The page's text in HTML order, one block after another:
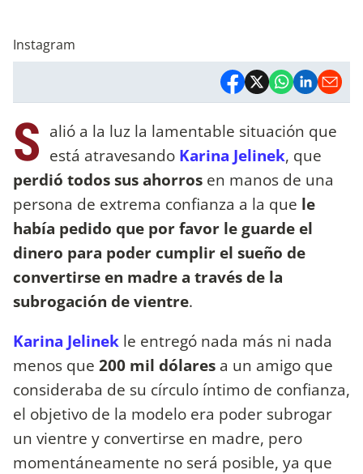
Instagram
S alió a la luz la lamentable situación que
está atravesando Karina Jelinek, que
perdió todos sus ahorros en manos de una
persona de extrema confianza a la que le
había pedido que por favor le guarde el
dinero para poder cumplir el sueño de
convertirse en madre a través de la
subrogación de vientre.
Karina Jelinek le entregó nada más ni nada
menos que 200 mil dólares a un amigo que
consideraba de su círculo íntimo de confianza,
el objetivo de la modelo era poder subrogar
un vientre y convertirse en madre, pero
momentáneamente no será posible, ya que